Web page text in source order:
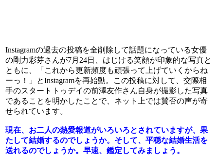
Instagramの過去の投稿を全削除して話題になっている女優
の剛力彩芽さんが7月24日、はじける笑顔が印象的な写真と
ともに、「これから更新頻度も頑張って上げていくからね
ーっ！」とInstagramを再始動。この投稿に対して、交際相
手のスタートトゥデイの前澤友作さん自身が撮影した写真
であることを明かしたことで、ネット上では賛否の声が寄
せられています。
現在、お二人の熱愛報道がいろいろとされていますが、果
たして結婚するのでしょうか。そして、平穏な結婚生活を
送れるのでしょうか。早速、鑑定してみましょう。